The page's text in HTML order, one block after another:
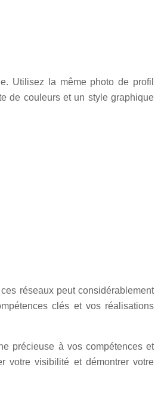
Utilisez la même photo de profil
de couleurs et un style graphique
réseaux peut considérablement
clés et vos réalisations
précieuse à vos compétences et
votre visibilité et démontrer votre